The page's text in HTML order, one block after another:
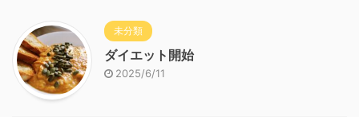
未分類
ダイエット開始
2025/6/11